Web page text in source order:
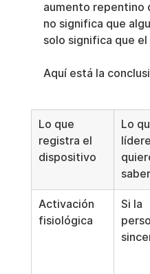
aumento repentino
no significa que
solo significa que
Aquí está la
Lo que
registra el
dispositivo
Lo
saber
Activación
fisiológica
Si la